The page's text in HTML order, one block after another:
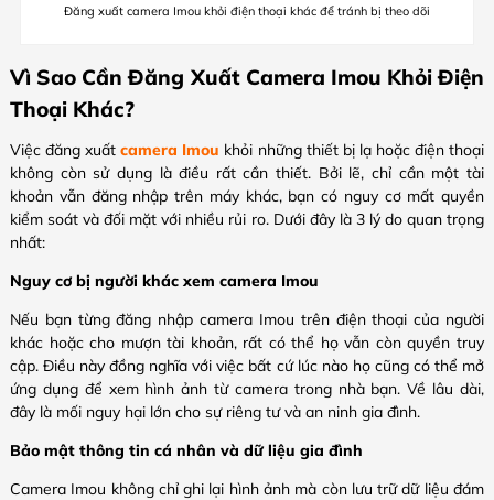
Đăng xuất camera Imou khỏi điện thoại khác để tránh bị theo dõi
Vì Sao Cần Đăng Xuất Camera Imou Khỏi Điện
Thoại Khác?
Việc đăng xuấtcamera Imou khỏi những thiết bị lạ hoặc điện thoại
không còn sử dụng là điều rất cần thiết. Bởi lẽ, chỉ cần một tài
khoản vẫn đăng nhập trên máy khác, bạn có nguy cơ mất quyền
kiểm soát và đối mặt với nhiều rủi ro. Dưới đây là 3 lý do quan trọng
nhất:
Nguy cơ bị người khác xem camera Imou
Nếu bạn từng đăng nhập camera Imou trên điện thoại của người
khác hoặc cho mượn tài khoản, rất có thể họ vẫn còn quyền truy
cập. Điều này đồng nghĩa với việc bất cứ lúc nào họ cũng có thể mở
ứng dụng để xem hình ảnh từ camera trong nhà bạn. Về lâu dài,
đây là mối nguy hại lớn cho sự riêng tư và an ninh gia đình.
Bảo mật thông tin cá nhân và dữ liệu gia đình
Camera Imou không chỉ ghi lại hình ảnh mà còn lưu trữ dữ liệu đám